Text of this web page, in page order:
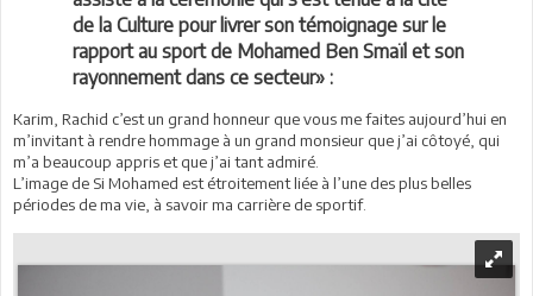
de la Culture pour livrer son témoignage sur le
rapport au sport de Mohamed Ben Smaïl et son
rayonnement dans ce secteur» :
Karim, Rachid c’est un grand honneur que vous me faites aujourd’hui en
m’invitant à rendre hommage à un grand monsieur que j’ai côtoyé, qui
m’a beaucoup appris et que j’ai tant admiré.
L’image de Si Mohamed est étroitement liée à l’une des plus belles
périodes de ma vie, à savoir ma carrière de sportif.